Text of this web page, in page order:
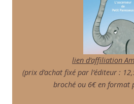
lien d’affiliation
(prix d’achat fixé par l’éditeur :
broché ou 6€ en format